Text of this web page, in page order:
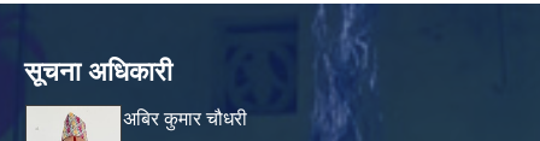
सूचना अधिकारी
अबिर कुमार चौधरी